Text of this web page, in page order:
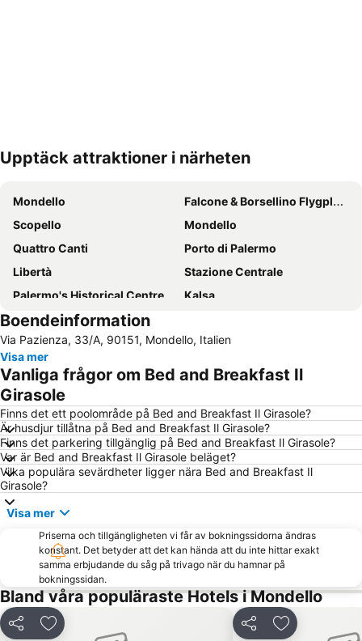
Förstora kartan
Upptäck attraktioner i närheten
Mondello
Falcone & Borsellino Flygplats
Scopello
Mondello
Quattro Canti
Porto di Palermo
Libertà
Stazione Centrale
Palermo's Historical Centre
Kalsa
Teatro Politeama-Garibaldi
Alcamo Marina
Viale della Libertà
Teatro Massimo
Palazzo dei Normanni
Spiaggia Balestrate
Isola delle Femmine
Tonnara del Secco
La Loggia
Spiaggia di Sferracavallo
Cappella Palatina
Albergaria
Sferracavallo
Villa Trabia
Riserva naturale orientata dello zingaro
Spiaggia di Guidaloca
Spiagge dello Zingaro
Boendeinformation
Via Pazienza, 33/A, 90151, Mondello, Italien
Visa mer
Vanliga frågor om Bed and Breakfast Il
Girasole
Finns det ett poolområde på Bed and Breakfast Il Girasole?
Är husdjur tillåtna på Bed and Breakfast Il Girasole?
Finns det parkering tillgänglig på Bed and Breakfast Il Girasole?
Var är Bed and Breakfast Il Girasole beläget?
Vilka populära sevärdheter ligger nära Bed and Breakfast Il
Girasole?
Visa mer
Priserna och tillgängligheten vi får av bokningssidorna ändras
konstant. Det betyder att det kan hända att du inte hittar exakt
samma erbjudande du såg på trivago när du hamnar på
bokningssidan.
Bland våra populäraste Hotels i Mondello
Dela Lägg till i Mina Favoriter Dela Lägg till i